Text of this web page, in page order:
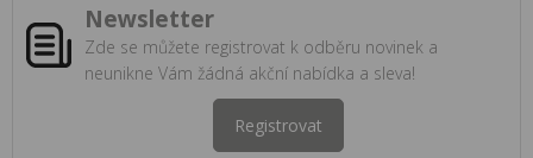
Newsletter
Zde se můžete registrovat k odběru novinek a
neunikne Vám žádná akční nabídka a sleva!
Registrovat